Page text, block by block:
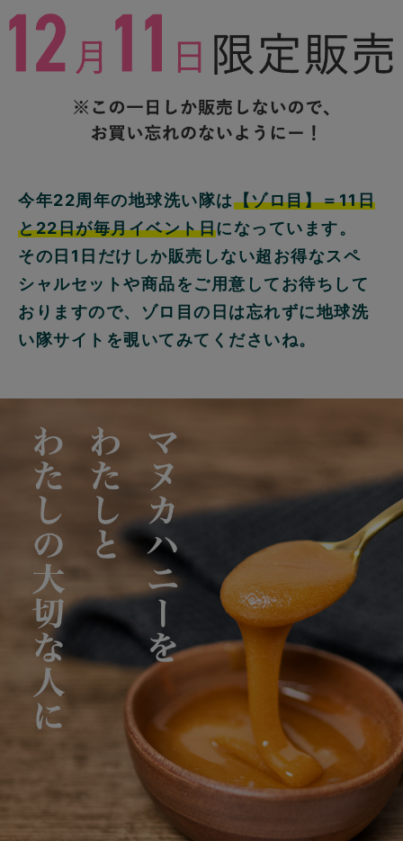
今年22周年の地球洗い隊は【ゾロ目】＝11日
と22日が毎月イベント日になっています。
その日1日だけしか販売しない超お得なスペ
シャルセットや商品をご用意してお待ちして
おりますので、ゾロ目の日は忘れずに地球洗
い隊サイトを覗いてみてくださいね。